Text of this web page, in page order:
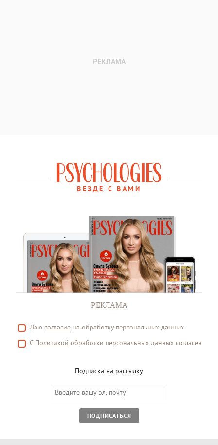
ВЕЗДЕ С ВАМИ
РЕКЛАМА
Даю согласие на обработку персональных данных
С Политикой обработки персональных данных согласен
Подписка на рассылку
ПОДПИСАТЬСЯ